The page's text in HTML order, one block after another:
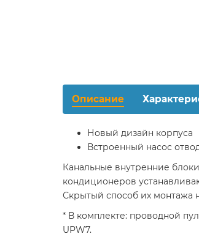
Описание
Новый дизайн корпуса
Встроенный насос
Канальные внутренние
кондиционеров
Скрытый способ их монтажа
* В комплекте: проводной
UPW7.